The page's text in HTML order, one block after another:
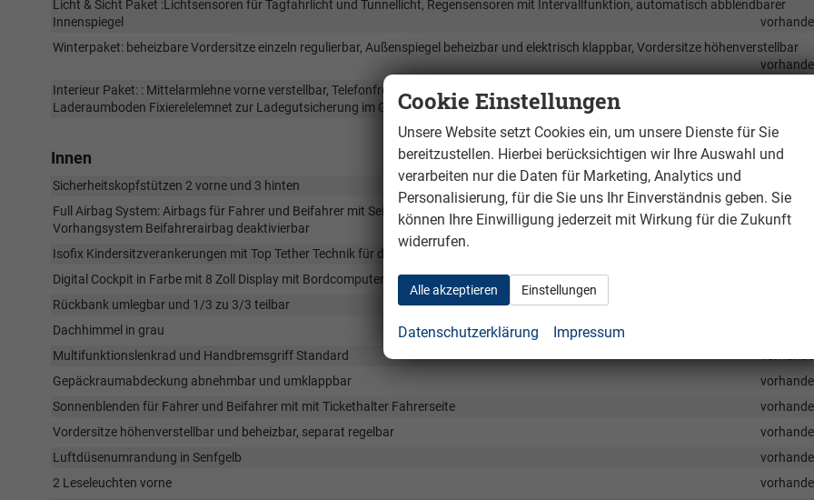
Licht & Sicht Paket :Lichtsensoren für Tagfahrlicht und Tunnellicht, Regensensoren mit Intervallfunktion, automatisch abblendbarer
Innenspiegel
Winterpaket: beheizbare Vordersitze einzeln regulierbar, Außenspiegel beheizbar und elektrisch klappbar, Vordersitze höhenverstellbar
Interieur Paket: : Mittelarmlehne vorne verstellbar, Telefonfreisprechanlage Komfort mit induktiver Ladestation, doppelter
Laderaumboden Fixierelelemnet zur Ladegutsicherung im Gepäckraum,
Innen
Sicherheitskopfstützen 2 vorne und 3 hinten
Full Airbag System: Airbags für Fahrer und Beifahrer mit Seitenairbags vorne, Kopf/Thorax Airbags für vordere und hintere Passagiere mit
Vorhangsystem Beifahrerairbag deaktivierbar
vorhanden
Isofix Kindersitzverankerungen mit Top Tether Technik für die äußeren hinteren Sitzplätze
Digital Cockpit in Farbe mit 8 Zoll Display mit Bordcomputer
Rückbank umlegbar und 1/3 zu 3/3 teilbar
Dachhimmel in grau
Multifunktionslenkrad und Handbremsgriff Standard
Gepäckraumabdeckung abnehmbar und umklappbar
Sonnenblenden für Fahrer und Beifahrer mit mit Tickethalter Fahrerseite
Vordersitze höhenverstellbar und beheizbar, separat regelbar
Luftdüsenumrandung in Senfgelb
2 Leseleuchten vorne
Cookie Einstellungen
Unsere Website setzt Cookies ein, um unsere Dienste für Sie
bereitzustellen. Hierbei berücksichtigen wir Ihre Auswahl und
verarbeiten nur die Daten für Marketing, Analytics und
Personalisierung, für die Sie uns Ihr Einverständnis geben. Sie
können Ihre Einwilligung jederzeit mit Wirkung für die Zukunft
widerrufen.
Alle akzeptieren Einstellungen
Datenschutzerklärung Impressum